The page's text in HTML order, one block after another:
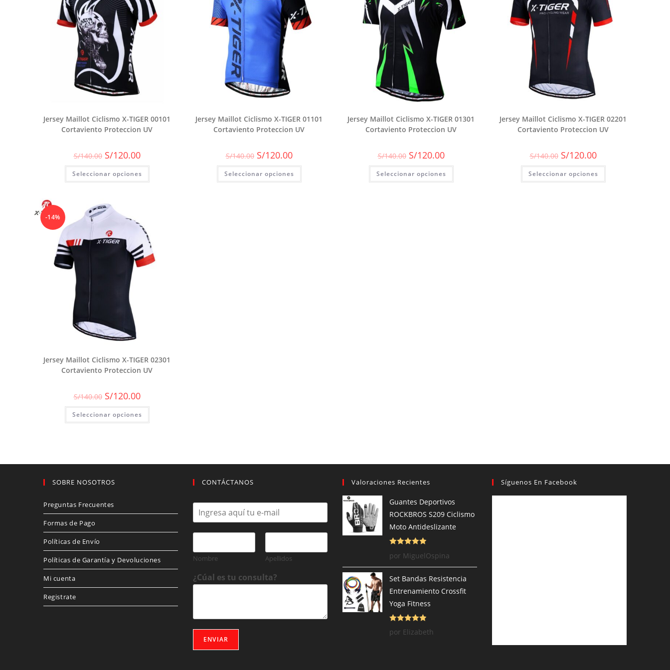
Jersey Maillot Ciclismo X-TIGER 00101
Cortaviento Proteccion UV
S/140.00 El
precio
original
era:
S/140.00.
S/120.00El
precio
actual
es:
S/120.00.
Seleccionar opciones
Jersey Maillot Ciclismo X-TIGER 01101
Cortaviento Proteccion UV
S/140.00 El
precio
original
era:
S/140.00.
S/120.00El
precio
actual
es:
S/120.00.
Seleccionar opciones
Jersey Maillot Ciclismo X-TIGER 01301
Cortaviento Proteccion UV
S/140.00 El
precio
original
era:
S/140.00.
S/120.00El
precio
actual
es:
S/120.00.
Seleccionar opciones
Jersey Maillot Ciclismo X-TIGER 02201
Cortaviento Proteccion UV
S/140.00 El
precio
original
era:
S/140.00.
S/120.00El
precio
actual
es:
S/120.00.
Seleccionar opciones
-14%
Jersey Maillot Ciclismo X-TIGER 02301
Cortaviento Proteccion UV
S/140.00 El
precio
original
era:
S/140.00.
S/120.00El
precio
actual
es:
S/120.00.
Seleccionar opciones
SOBRE NOSOTROS
Preguntas Frecuentes
Formas de Pago
Políticas de Envío
Políticas de Garantía y Devoluciones
Mi cuenta
Registrate
CONTÁCTANOS
C
r
o
l
e
r
ó
N
m
r
e
Nombre Apellidos
¿Cúal es tu consulta?
ENVIAR
Valoraciones Recientes
Guantes Deportivos
ROCKBROS S209 Ciclismo
Moto Antideslizante
Valorado con
por MiguelOspina
Set Bandas Resistencia
Entrenamiento Crossfit
Yoga Fitness
Valorado con
por Elizabeth
Síguenos En Facebook